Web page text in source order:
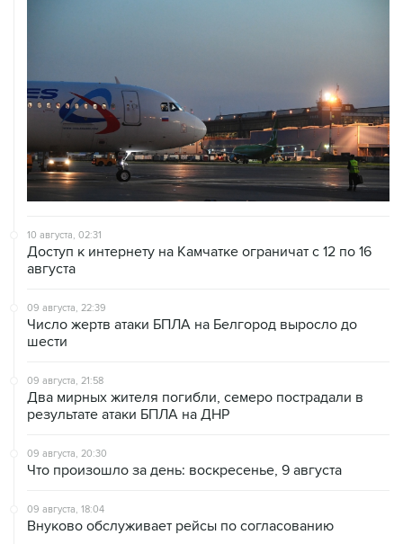
10 августа, 02:31
Доступ к интернету на Камчатке ограничат с 12 по 16
августа
09 августа, 22:39
Число жертв атаки БПЛА на Белгород выросло до
шести
09 августа, 21:58
Два мирных жителя погибли, семеро пострадали в
результате атаки БПЛА на ДНР
09 августа, 20:30
Что произошло за день: воскресенье, 9 августа
09 августа, 18:04
Внуково обслуживает рейсы по согласованию